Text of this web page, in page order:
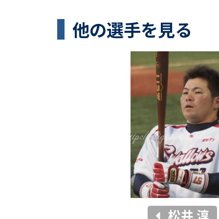
他の選手を見る
松井 淳